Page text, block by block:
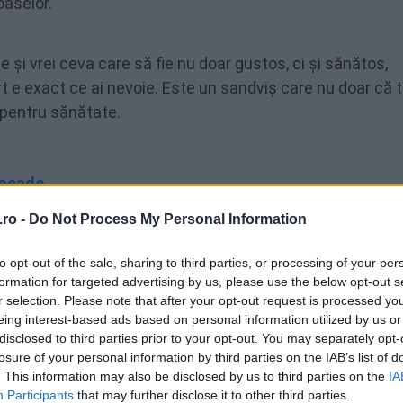
- Do Not Process My Personal Information
opt-out of the sale, sharing to third parties, or processing of your
for targeted advertising by us, please use the below opt-out
selection. Please note that after your opt-out request is processed
interest-based ads based on personal information utilized by us
to third parties prior to your opt-out. You may separately
of your personal information by third parties on the IAB’s list of
This information may also be disclosed by us to third parties on the
Participants that may further disclose it to other third parties.
și vrei ceva care să fie nu doar gustos, ci și sănătos,
exact ce ai nevoie. Este un sandviș care nu doar că
sănătate.
fără să ne afecteze sănătatea?
și ou fiert
Gătire
12 minute
Timp total
20 minute